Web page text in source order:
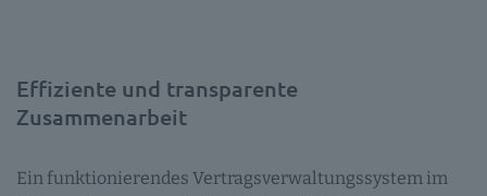
Effiziente und transparente
Zusammenarbeit
Ein funktionierendes Vertragsverwaltungssystem im